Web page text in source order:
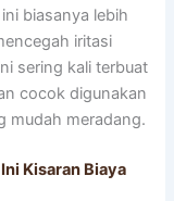
biasanya lebih
iritasi
sering kali terbuat
cocok digunakan
mudah meradang.
Kisaran Biaya